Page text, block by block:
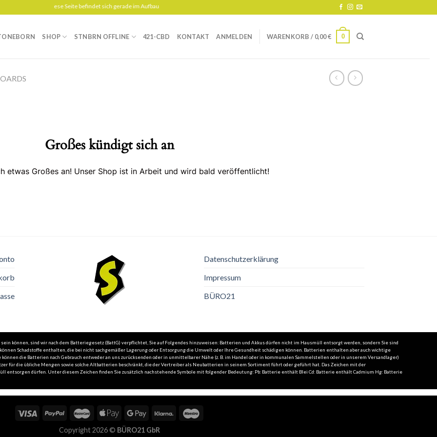
Diese Seite befindet sich gerade im Aufbau
SHOP STNBRN OFFLINE 421-CBD KONTAKT ANMELDEN WARENKORB / 0,00€ 0
Großes kündigt sich an
etwas Großes an! Unser Shop ist in Arbeit und wird bald veröffentlicht!
Datenschutzerklärung
Impressum
BÜRO21
können, sind wir nach dem Batteriegesetz (BattG) verpflichtet, Sie auf Folgendes hinzuweisen: Batterien und Akkus dürfen nicht im Hausmüll entsorgt werden, sondern Sie sind
Schadstoffe enthalten, die bei nicht sachgemäßer Lagerung oder Entsorgung die Umwelt oder Ihre Gesundheit schädigen können. Batterien enthalten aber auch wichtige
die Batterien nach Gebrauch entweder an uns zurücksenden oder in unmittelbarer Nähe (z. B. im Handel oder in kommunalen Sammelstellen oder in unserem Versandlager)
für die übliche Mengen sowie solche Altbatterien beschränkt, die der Vertreiber als Neubatterien in seinem Sortiment führt oder geführt hat. Das Zeichen mit der
entsorgen dürfen. Unter diesem Zeichen finden Sie zusätzlich nachstehende Symbole mit folgender Bedeutung: Pb: Batterie enthält Blei Cd: Batterie enthält Cadmium Hg: Batterie
Copyright 2026 © BÜRO21 GbR